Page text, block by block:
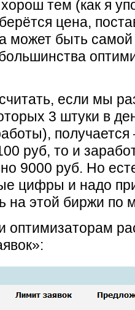
тем (как я
цена,
может быть самой
если мы
3 штуки в
руб, то и
9000 руб. Но
цифры и надо
на этой биржи по
оптимизаторам